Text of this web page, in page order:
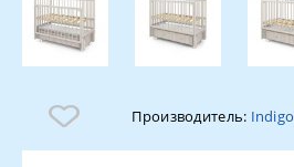
Производитель: Indigo